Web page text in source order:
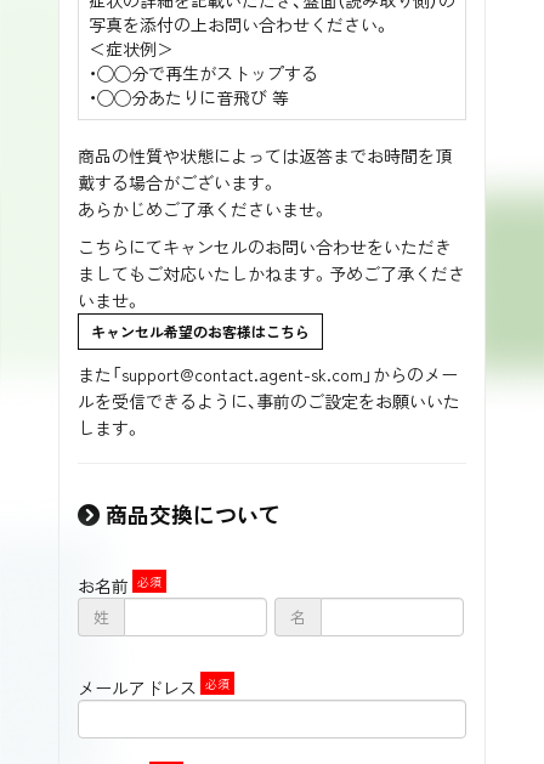
写真を添付の上お問い合わせください。
＜症状例＞
・◯◯分で再生がストップする
・◯◯分あたりに音飛び 等
商品の性質や状態によっては返答までお時間を頂
戴する場合がございます。
あらかじめご了承くださいませ。
こちらにてキャンセルのお問い合わせをいただき
ましてもご対応いたしかねます。予めご了承くださ
いませ。
キャンセル希望のお客様はこちら
また「support@contact.agent-sk.com」からのメー
ルを受信できるように、事前のご設定をお願いいた
します。
商品交換について
お名前
姓 名
メールアドレス